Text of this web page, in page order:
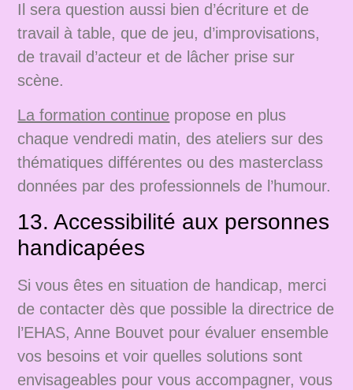
Il sera question aussi bien d’écriture et de
travail à table, que de jeu, d’improvisations,
de travail d’acteur et de lâcher prise sur
scène.
La formation continue propose en plus
chaque vendredi matin, des ateliers sur des
thématiques différentes ou des masterclass
données par des professionnels de l’humour.
13. Accessibilité aux personnes
handicapées
Si vous êtes en situation de handicap, merci
de contacter dès que possible la directrice de
l’EHAS, Anne Bouvet pour évaluer ensemble
vos besoins et voir quelles solutions sont
envisageables pour vous accompagner, vous